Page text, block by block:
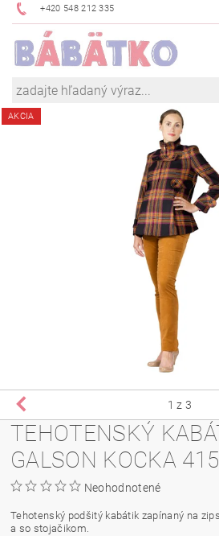
+420 548 212 335
AKCIA
1 z 3
TEHOTENSKÝ
GALSON KOCKA
Neohodnotené
Tehotenský podšitý kabátik zapínaný na
a so stojačikom